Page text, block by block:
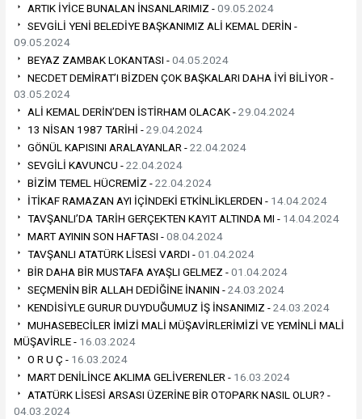
ARTIK İYİCE BUNALAN İNSANLARIMIZ -09.05.2024
SEVGİLİ YENİ BELEDİYE BAŞKANIMIZ ALİ KEMAL DERİN -
09.05.2024
BEYAZ ZAMBAK LOKANTASI -04.05.2024
NECDET DEMİRAT’I BİZDEN ÇOK BAŞKALARI DAHA İYİ BİLİYOR -
03.05.2024
ALİ KEMAL DERİN’DEN İSTİRHAM OLACAK -29.04.2024
13 NİSAN 1987 TARİHİ -29.04.2024
GÖNÜL KAPISINI ARALAYANLAR -22.04.2024
SEVGİLİ KAVUNCU -22.04.2024
BİZİM TEMEL HÜCREMİZ -22.04.2024
İTİKAF RAMAZAN AYI İÇİNDEKİ ETKİNLİKLERDEN - 14.04.2024
TAVŞANLI’DA TARİH GERÇEKTEN KAYIT ALTINDA MI - 14.04.2024
MART AYININ SON HAFTASI -08.04.2024
TAVŞANLI ATATÜRK LİSESİ VARDI -01.04.2024
BİR DAHA BİR MUSTAFA AYAŞLI GELMEZ -01.04.2024
SEÇMENİN BİR ALLAH DEDİĞİNE İNANIN -24.03.2024
KENDİSİYLE GURUR DUYDUĞUMUZ İŞ İNSANIMIZ -24.03.2024
MUHASEBECİLER İMİZİ MALİ MÜŞAVİRLERİMİZİ VE YEMİNLİ MALİ
MÜŞAVİRLE - 16.03.2024
O R U Ç - 16.03.2024
MART DENİLİNCE AKLIMA GELİVERENLER - 16.03.2024
ATATÜRK LİSESİ ARSASI ÜZERİNE BİR OTOPARK NASIL OLUR? -
04.03.2024